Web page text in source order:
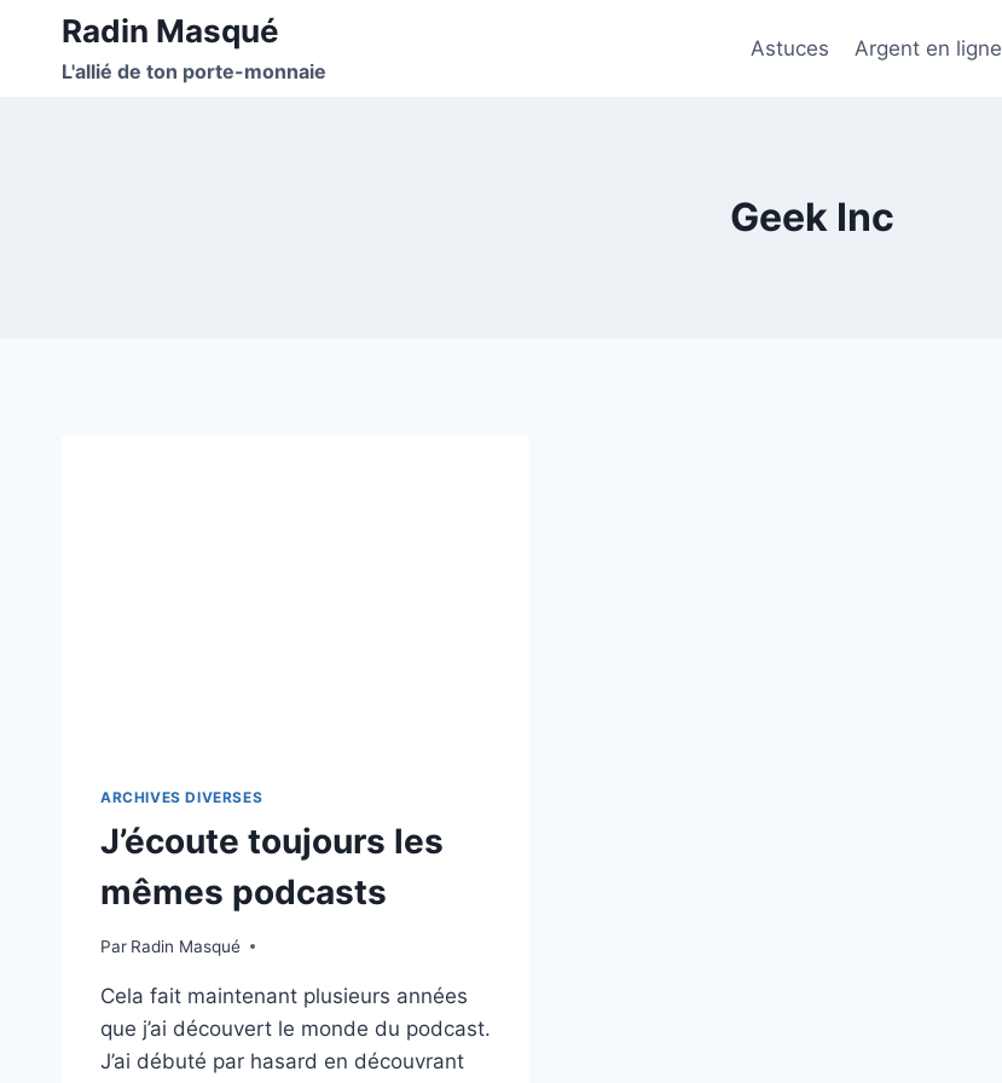
contenu
Radin Masqué
L'allié de ton porte-monnaie
Astuces Argent en ligne
Geek Inc
ARCHIVES DIVERSES
J’écoute toujours les
mêmes podcasts
Par Radin Masqué
Cela fait maintenant plusieurs années
que j’ai découvert le monde du podcast.
J’ai débuté par hasard en découvrant